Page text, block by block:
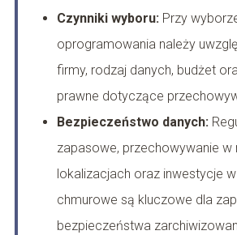
Czynniki wyboru:Przy
oprogramowania należy
firmy, rodzaj danych, budżet
prawne dotyczące
Bezpieczeństwo danych:
zapasowe, przechowywanie w
lokalizacjach oraz inwestycje
chmurowe są kluczowe dla
bezpieczeństwa